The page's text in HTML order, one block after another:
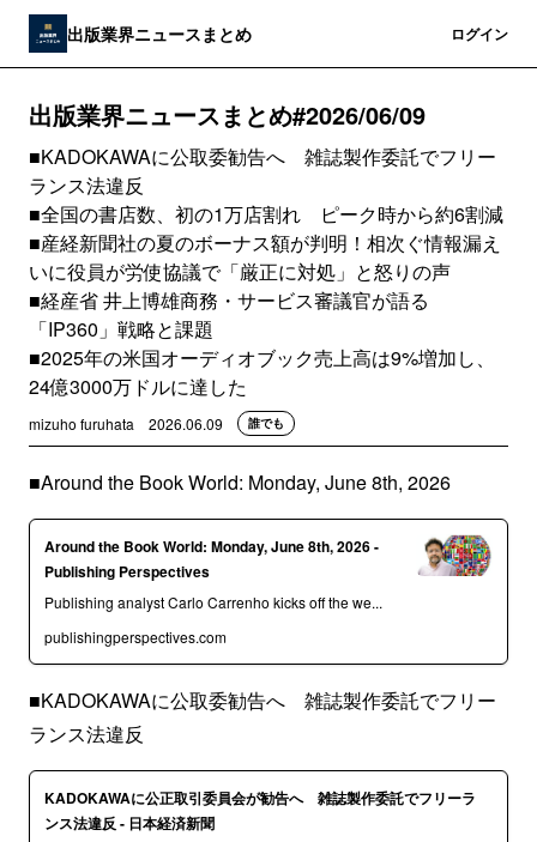
出版業界ニュースまとめ ログイン
出版業界ニュースまとめ#2026/06/09
■KADOKAWAに公取委勧告へ 雑誌製作委託でフリー
ランス法違反
■全国の書店数、初の1万店割れ ピーク時から約6割減
■産経新聞社の夏のボーナス額が判明！相次ぐ情報漏え
いに役員が労使協議で「厳正に対処」と怒りの声
■経産省 井上博雄商務・サービス審議官が語る
「IP360」戦略と課題
■2025年の米国オーディオブック売上高は9%増加し、
24億3000万ドルに達した
mizuho furuhata 2026.06.09 誰でも
■Around the Book World: Monday, June 8th, 2026
Around the Book World: Monday, June 8th, 2026 -
Publishing Perspectives
Publishing analyst Carlo Carrenho kicks off the we...
publishingperspectives.com
■KADOKAWAに公取委勧告へ 雑誌製作委託でフリー
ランス法違反
KADOKAWAに公正取引委員会が勧告へ 雑誌製作委託でフリーラ
ンス法違反 - 日本経済新聞